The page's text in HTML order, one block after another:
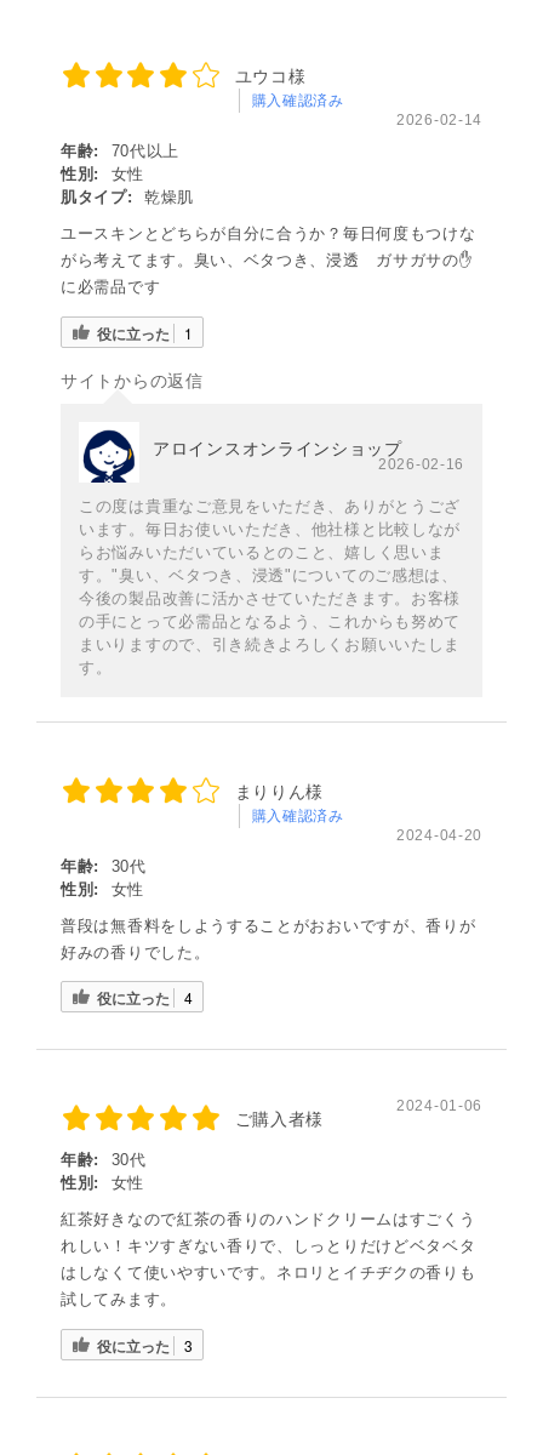
ユウコ様
購入確認済み
2026-02-14
年齢:
70代以上
性別:
女性
肌タイプ:
乾燥肌
ユースキンとどちらが自分に合うか？毎日何度もつけな
がら考えてます。臭い、ベタつき、浸透 ガサガサの✋
に必需品です
役に立った 1
サイトからの返信
アロインスオンラインショップ
2026-02-16
この度は貴重なご意見をいただき、ありがとうござ
います。毎日お使いいただき、他社様と比較しなが
らお悩みいただいているとのこと、嬉しく思いま
す。"臭い、ベタつき、浸透"についてのご感想は、
今後の製品改善に活かさせていただきます。お客様
の手にとって必需品となるよう、これからも努めて
まいりますので、引き続きよろしくお願いいたしま
す。
まりりん様
購入確認済み
2024-04-20
年齢:
30代
性別:
女性
普段は無香料をしようすることがおおいですが、香りが
好みの香りでした。
役に立った 4
ご購入者様
2024-01-06
年齢:
30代
性別:
女性
紅茶好きなので紅茶の香りのハンドクリームはすごくう
れしい！キツすぎない香りで、しっとりだけどベタベタ
はしなくて使いやすいです。ネロリとイチヂクの香りも
試してみます。
役に立った 3